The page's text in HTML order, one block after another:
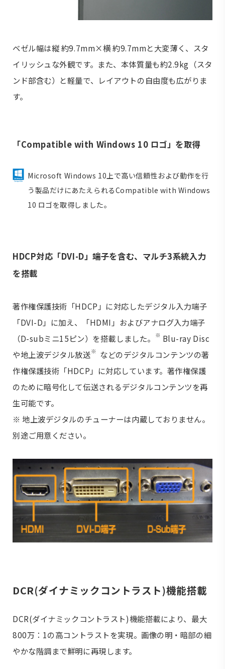
ベゼル幅は縦 約9.7mm×横 約9.7mmと大変薄く、スタ
イリッシュな外観です。また、本体質量も約2.9kg（スタ
ンド部含む）と軽量で、レイアウトの自由度も広がりま
す。
「Compatible with Windows 10 ロゴ」を取得
Microsoft Windows 10上で高い信頼性および動作を行
う製品だけにあたえられるCompatible with Windows
10 ロゴを取得しました。
HDCP対応「DVI-D」端子を含む、マルチ3系統入力
を搭載
著作権保護技術「HDCP」に対応したデジタル入力端子
「DVI-D」に加え、「HDMI」およびアナログ入力端子
（D-subミニ15ピン）を搭載しました。
※ Blu-ray Disc
や地上波デジタル放送※
などのデジタルコンテンツの著
作権保護技術「HDCP」に対応しています。著作権保護
のために暗号化して伝送されるデジタルコンテンツを再
生可能です。
※ 地上波デジタルのチューナーは内蔵しておりません。
別途ご用意ください。
DCR(ダイナミックコントラスト)機能搭載
DCR(ダイナミックコントラスト)機能搭載により、最大
800万：1の高コントラストを実現。画像の明・暗部の細
やかな階調まで鮮明に再現します。